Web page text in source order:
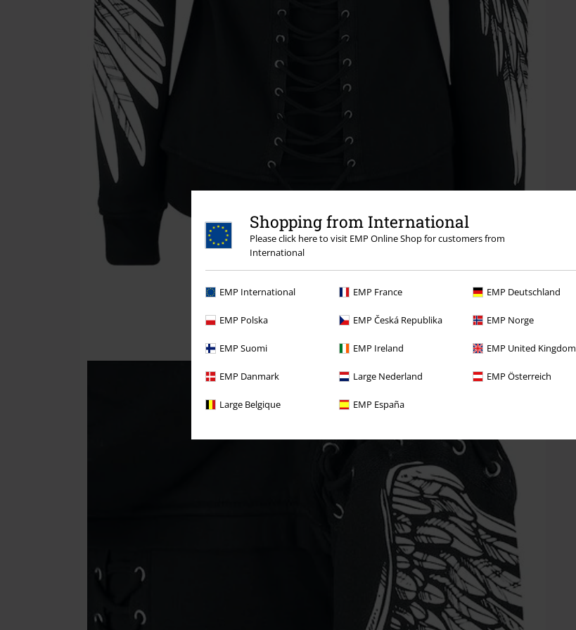
Shopping from International
Please click here to visit EMP Online Shop for customers from
International
EMP International EMP France EMP Deutschland
EMP Polska EMP Česká Republika EMP Norge
EMP Suomi EMP Ireland EMP United Kingdom
EMP Danmark Large Nederland EMP Österreich
Large Belgique EMP España